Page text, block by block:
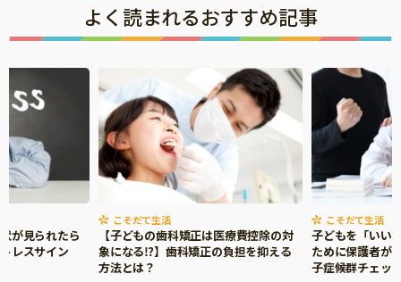
よく読まれるおすすめ記事
が見られたら
レスサイン
こそだて生活
【子どもの歯科矯正は医療費控除の対
象になる⁉】歯科矯正の負担を抑える
方法とは？
こそだて生活
子どもを「いい
ために保護者が
子症候群チェッ